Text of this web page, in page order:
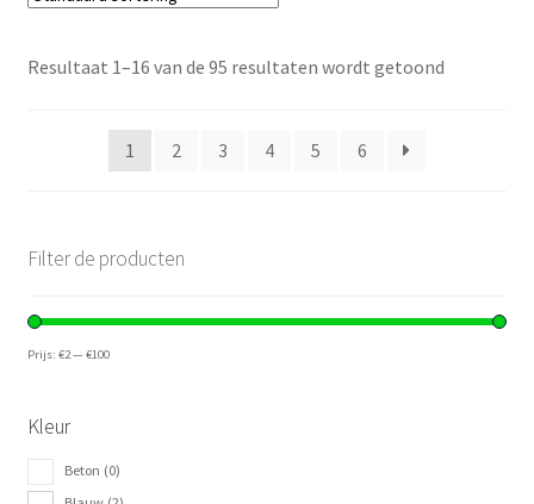
Resultaat 1–16 van de 95 resultaten wordt getoond
1 2 3 4 5 6
Filter de producten
Prijs: €2— €100
Kleur
Beton (0)